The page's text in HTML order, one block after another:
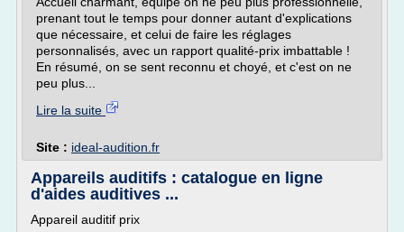
prenant tout le temps pour donner autant d'explications
que nécessaire, et celui de faire les réglages
personnalisés, avec un rapport qualité-prix imbattable !
En résumé, on se sent reconnu et choyé, et c'est on ne
peu plus...
Lire la suite
Site : ideal-audition.fr
Appareils auditifs : catalogue en ligne
d'aides auditives ...
Appareil auditif prix